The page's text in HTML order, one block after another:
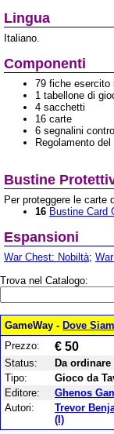
Lingua
Italiano.
Componenti
79 fiche esercito
1 tabellone di
4 sacchetti
16 carte
6 segnalini
Regolamento
Bustine
Per proteggere le carte
16 Bustine Card
Espansioni
War Chest: Nobiltà;
Trova nel Catalogo:
GameWay - Dove
Prezzo:
€ 50
Status:
Da ordinare
Tipo:
Gioco da
Editore:
Ghenos
Autori:
Trevor
(I)